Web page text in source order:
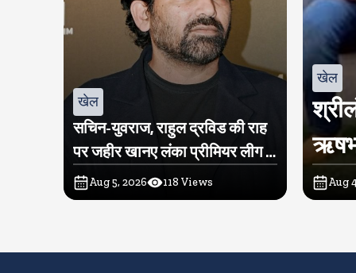
खेल
सचिन-युवराज, राहुल द्रविड की राह
पर जहीर खानए लंका प्रीमियर लीग में
खरीदी टीम
Aug 5, 2026 118 Views
खेल
ऋषभ
Aug